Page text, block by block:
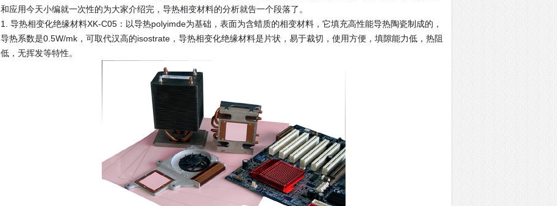
和应用今天小编就一次性的为大家介绍完，导热相变材料的分析就告一个段落了。
1. 导热相变化绝缘材料XK-C05：以导热polyimde为基础，表面为含蜡质的相变材料，它填充高性能导热陶瓷制成的，
导热系数是0.5W/mk，可取代汉高的isostrate，导热相变化绝缘材料是片状，易于裁切，使用方便，填隙能力低，热阻
低，无挥发等特性。